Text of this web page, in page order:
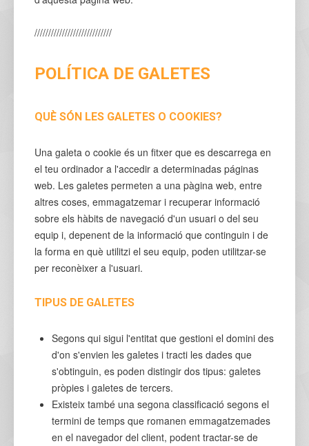
////////////////////////////
POLÍTICA DE GALETES
QUÈ SÓN LES GALETES O COOKIES?
Una galeta o cookie és un fitxer que es descarrega en
el teu ordinador a l'accedir a determinadas páginas
web. Les galetes permeten a una pàgina web, entre
altres coses, emmagatzemar i recuperar informació
sobre els hàbits de navegació d'un usuari o del seu
equip i, depenent de la informació que continguin i de
la forma en què utilitzi el seu equip, poden utilitzar-se
per reconèixer a l'usuari.
TIPUS DE GALETES
Segons qui sigui l'entitat que gestioni el domini des
d'on s'envien les galetes i tracti les dades que
s'obtinguin, es poden distingir dos tipus: galetes
pròpies i galetes de tercers.
Existeix també una segona classificació segons el
termini de temps que romanen emmagatzemades
en el navegador del client, podent tractar-se de